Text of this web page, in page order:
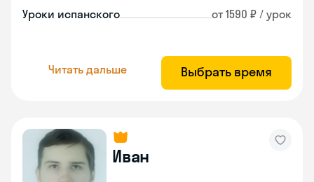
Уроки испанского от 1590 ₽ / урок
Читать дальше Выбрать время
Иван